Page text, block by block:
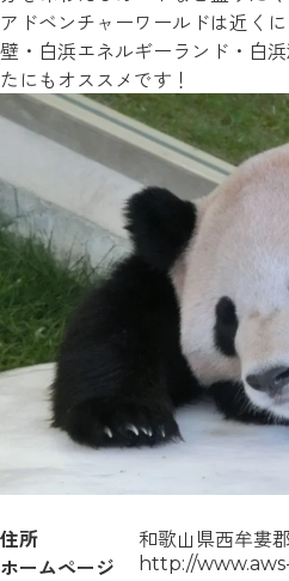
アドベンチャーワールドは近く
壁・白浜エネルギーランド・白
たにもオススメです！
住所
和歌山県西牟婁
ホームページ
http://